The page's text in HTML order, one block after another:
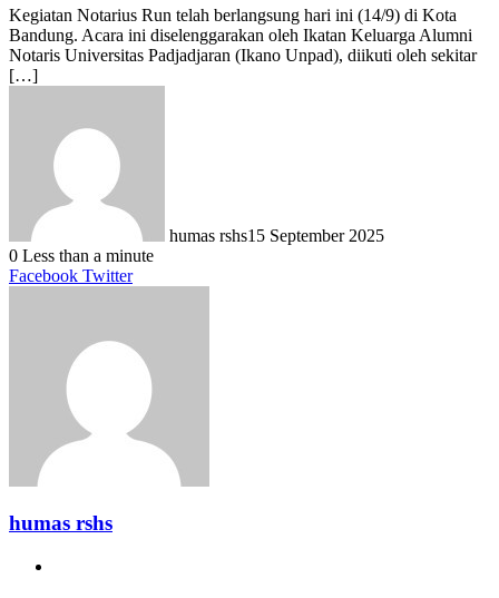
Kegiatan Notarius Run telah berlangsung hari ini (14/9) di Kota
Bandung. Acara ini diselenggarakan oleh Ikatan Keluarga Alumni
Notaris Universitas Padjadjaran (Ikano Unpad), diikuti oleh sekitar
[…]
humas rshs15 September 2025
0 Less than a minute
Facebook TwitterLinkedIn
Tumblr
Pinterest
Reddit
VKontakte
Share
Print
humas rshs